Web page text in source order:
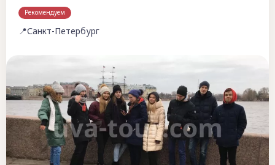
Рекомендуем
📍Санкт-Петербург